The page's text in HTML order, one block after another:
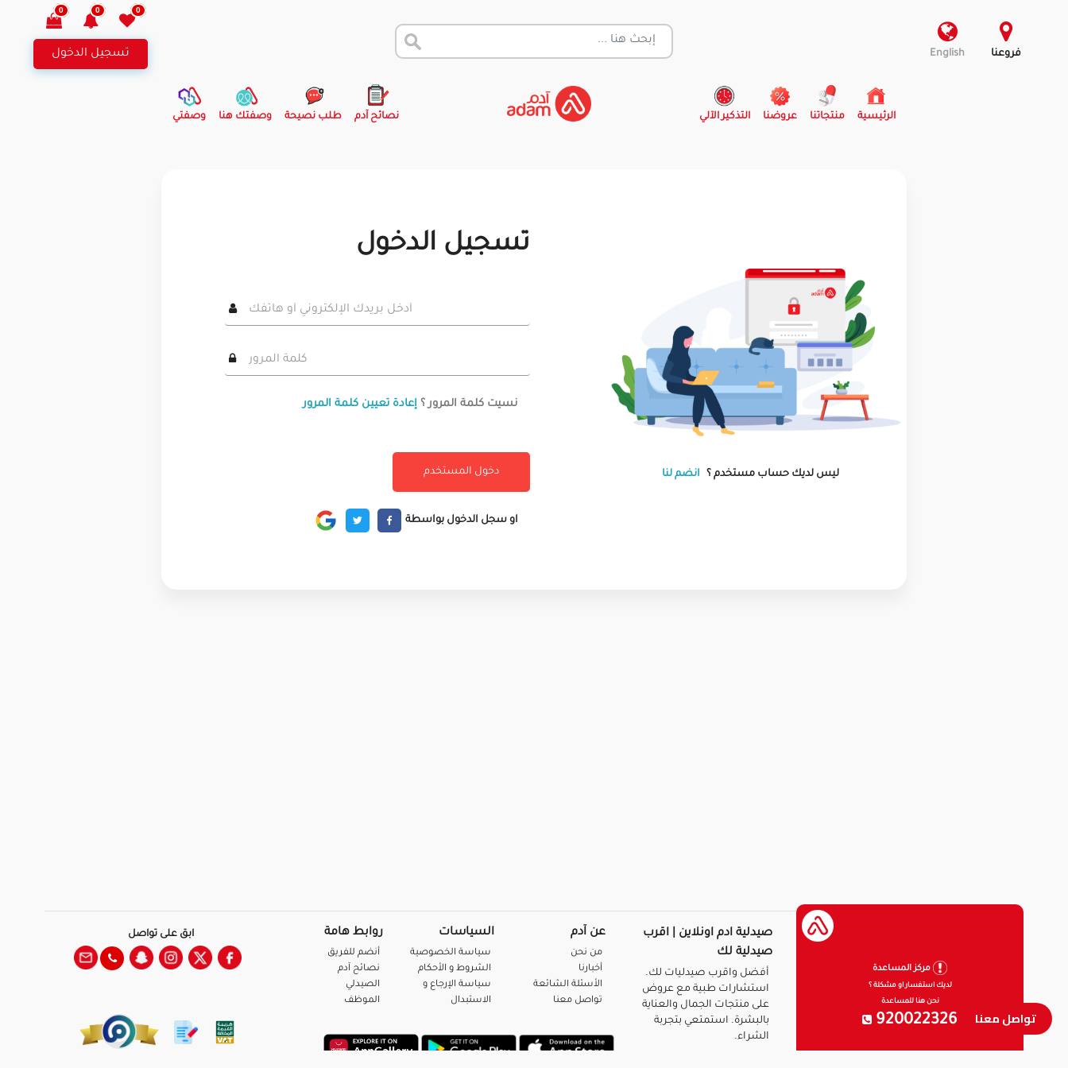
فروعنا English
0
0
0
تسجيل الدخول
الرئيسية
(current) منتجاتنا عروضنا التذكير الآلي نصائح آدم طلب نصيحة وصفتك هنا وصفتي
ليس لديك حساب مستخدم ؟ انضم لنا
تسجيل الدخول
نسيت كلمة المرور ؟ إعادة تعيين كلمة المرور
او سجل الدخول بواسطة
تواصل معنا
مركز المساعدة
لديك استفسار او مشكلة ؟
نحن هنا للمساعدة
920022326
صيدلية ادم اونلاين | اقرب
صيدلية لك
أفضل واقرب صيدليات لك.
استشارات طبية مع عروض
على منتجات الجمال والعناية
بالبشرة. استمتعي بتجربة
الشراء.
عن آدم
من نحن
أخبارنا
الأسئلة الشائعة
تواصل معنا
السياسات
سياسة الخصوصية
الشروط و الأحكام
سياسة الإرجاع و
الاستبدال
روابط هامة
أنضم للفريق
نصائح آدم
الصيدلي
الموظف
ابق على تواصل